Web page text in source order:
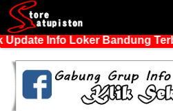
Info Loker Bandung